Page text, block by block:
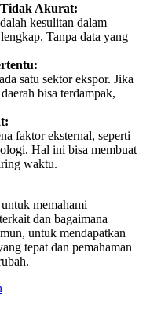
Akurat:
kesulitan dalam
Tanpa data yang
satu sektor ekspor. Jika
bisa terdampak,
faktor eksternal, seperti
Hal ini bisa membuat
waktu.
memahami
dan bagaimana
untuk mendapatkan
tepat dan pemahaman